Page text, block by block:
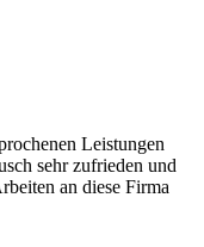
Leistungen
sehr zufrieden und
an diese Firma